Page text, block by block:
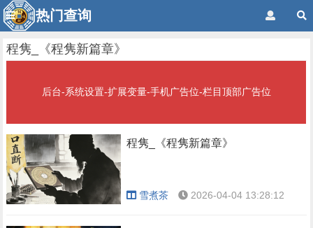
热门查询
程隽_《程隽新篇章》
后台-系统设置-扩展变量-手机广告位-栏目顶部广告位
程隽_《程隽新篇章》
雪煮茶 2026-04-04 13:28:12